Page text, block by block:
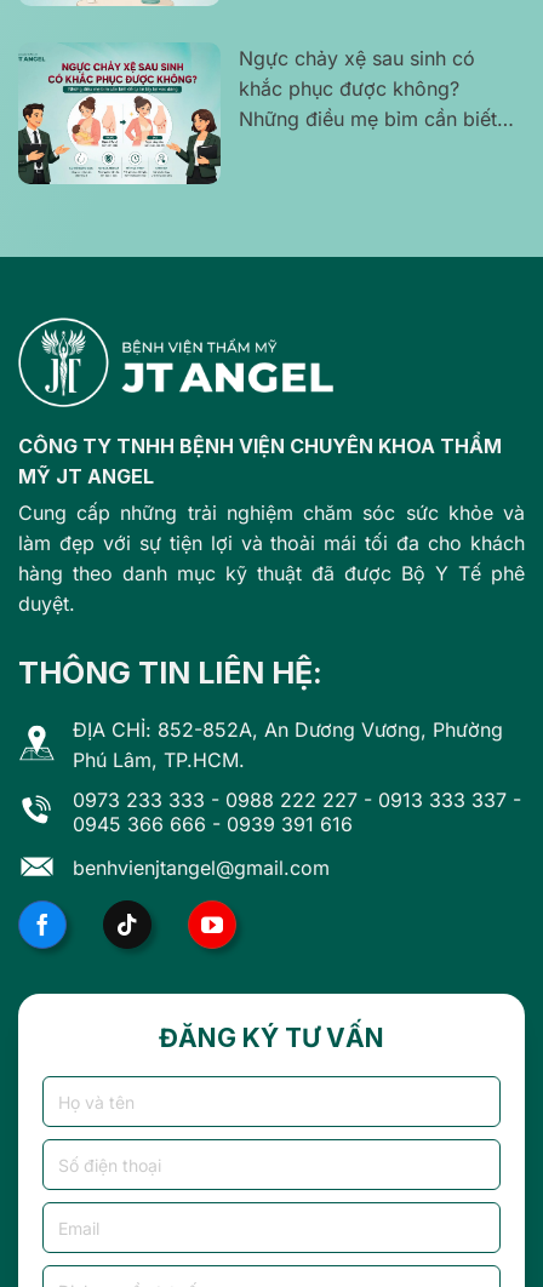
Ngực chảy xệ sau sinh có
khắc phục được không?
Những điều mẹ bỉm cần biết
CÔNG TY TNHH BỆNH VIỆN CHUYÊN KHOA THẨM
MỸ JT ANGEL
Cung cấp những trải nghiệm chăm sóc sức khỏe và
làm đẹp với sự tiện lợi và thoải mái tối đa cho khách
hàng theo danh mục kỹ thuật đã được Bộ Y Tế phê
duyệt.
THÔNG TIN LIÊN HỆ:
ĐỊA CHỈ: 852-852A, An Dương Vương, Phường
Phú Lâm, TP.HCM.
0973 233 333 - 0988 222 227 - 0913 333 337 -
0945 366 666 - 0939 391 616
benhvienjtangel@gmail.com
ĐĂNG KÝ TƯ VẤN